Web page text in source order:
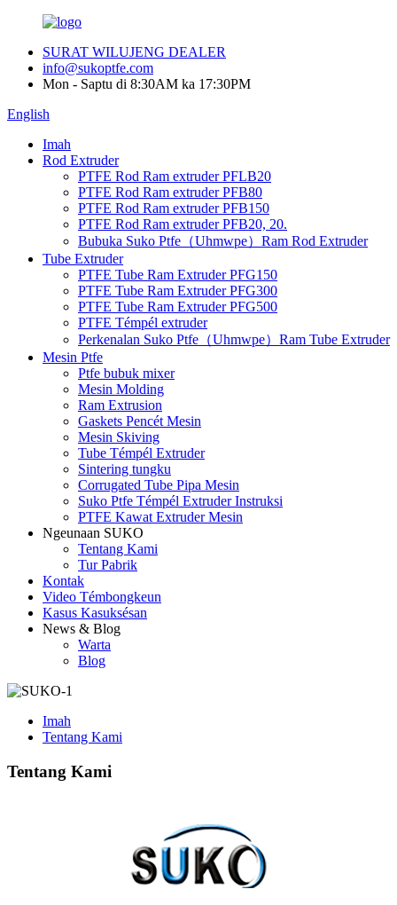
SURAT WILUJENG DEALER
info@sukoptfe.com
Mon - Saptu di 8:30AM ka 17:30PM
English
Imah
Rod Extruder
PTFE Rod Ram extruder PFLB20
PTFE Rod Ram extruder PFB80
PTFE Rod Ram extruder PFB150
PTFE Rod Ram extruder PFB20, 20.
Bubuka Suko Ptfe（Uhmwpe）Ram Rod Extruder
Tube Extruder
PTFE Tube Ram Extruder PFG150
PTFE Tube Ram Extruder PFG300
PTFE Tube Ram Extruder PFG500
PTFE Témpél extruder
Perkenalan Suko Ptfe（Uhmwpe）Ram Tube Extruder
Mesin Ptfe
Ptfe bubuk mixer
Mesin Molding
Ram Extrusion
Gaskets Pencét Mesin
Mesin Skiving
Tube Témpél Extruder
Sintering tungku
Corrugated Tube Pipa Mesin
Suko Ptfe Témpél Extruder Instruksi
PTFE Kawat Extruder Mesin
Ngeunaan SUKO
Tentang Kami
Tur Pabrik
Kontak
Video Témbongkeun
Kasus Kasuksésan
News & Blog
Warta
Blog
Imah
Tentang Kami
Tentang Kami